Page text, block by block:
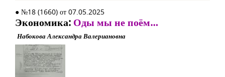
● №18 (1660) от 07.05.2025
Экономика: Оды мы не поём…
Набокова Александра Валериановна